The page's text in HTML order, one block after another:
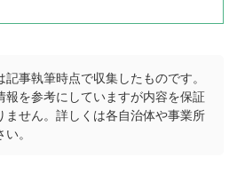
事執筆時点で収集したものです。
報を参考にしていますが内容を保証
ません。詳しくは各自治体や事業所
。